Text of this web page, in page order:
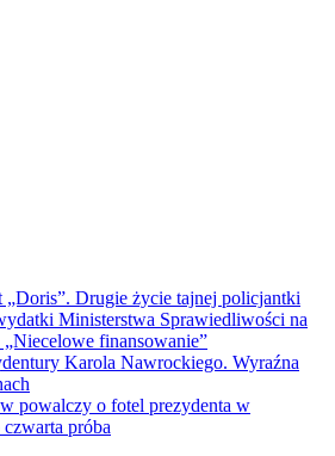
„Doris”. Drugie życie tajnej policjantki
Ministerstwa Sprawiedliwości na
finansowanie”
Karola Nawrockiego. Wyraźna
powalczy o fotel prezydenta w
próba